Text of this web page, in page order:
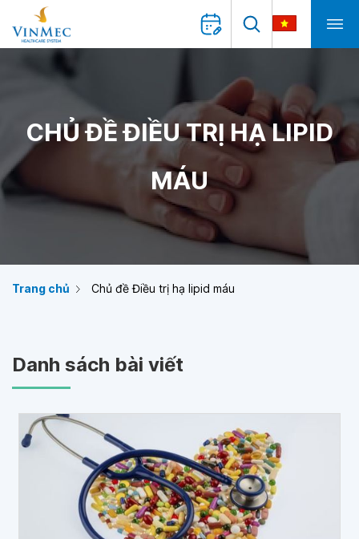
CHỦ ĐỀ ĐIỀU TRỊ HẠ LIPID
MÁU
Trang chủ Chủ đề Điều trị hạ lipid máu
Danh sách bài viết